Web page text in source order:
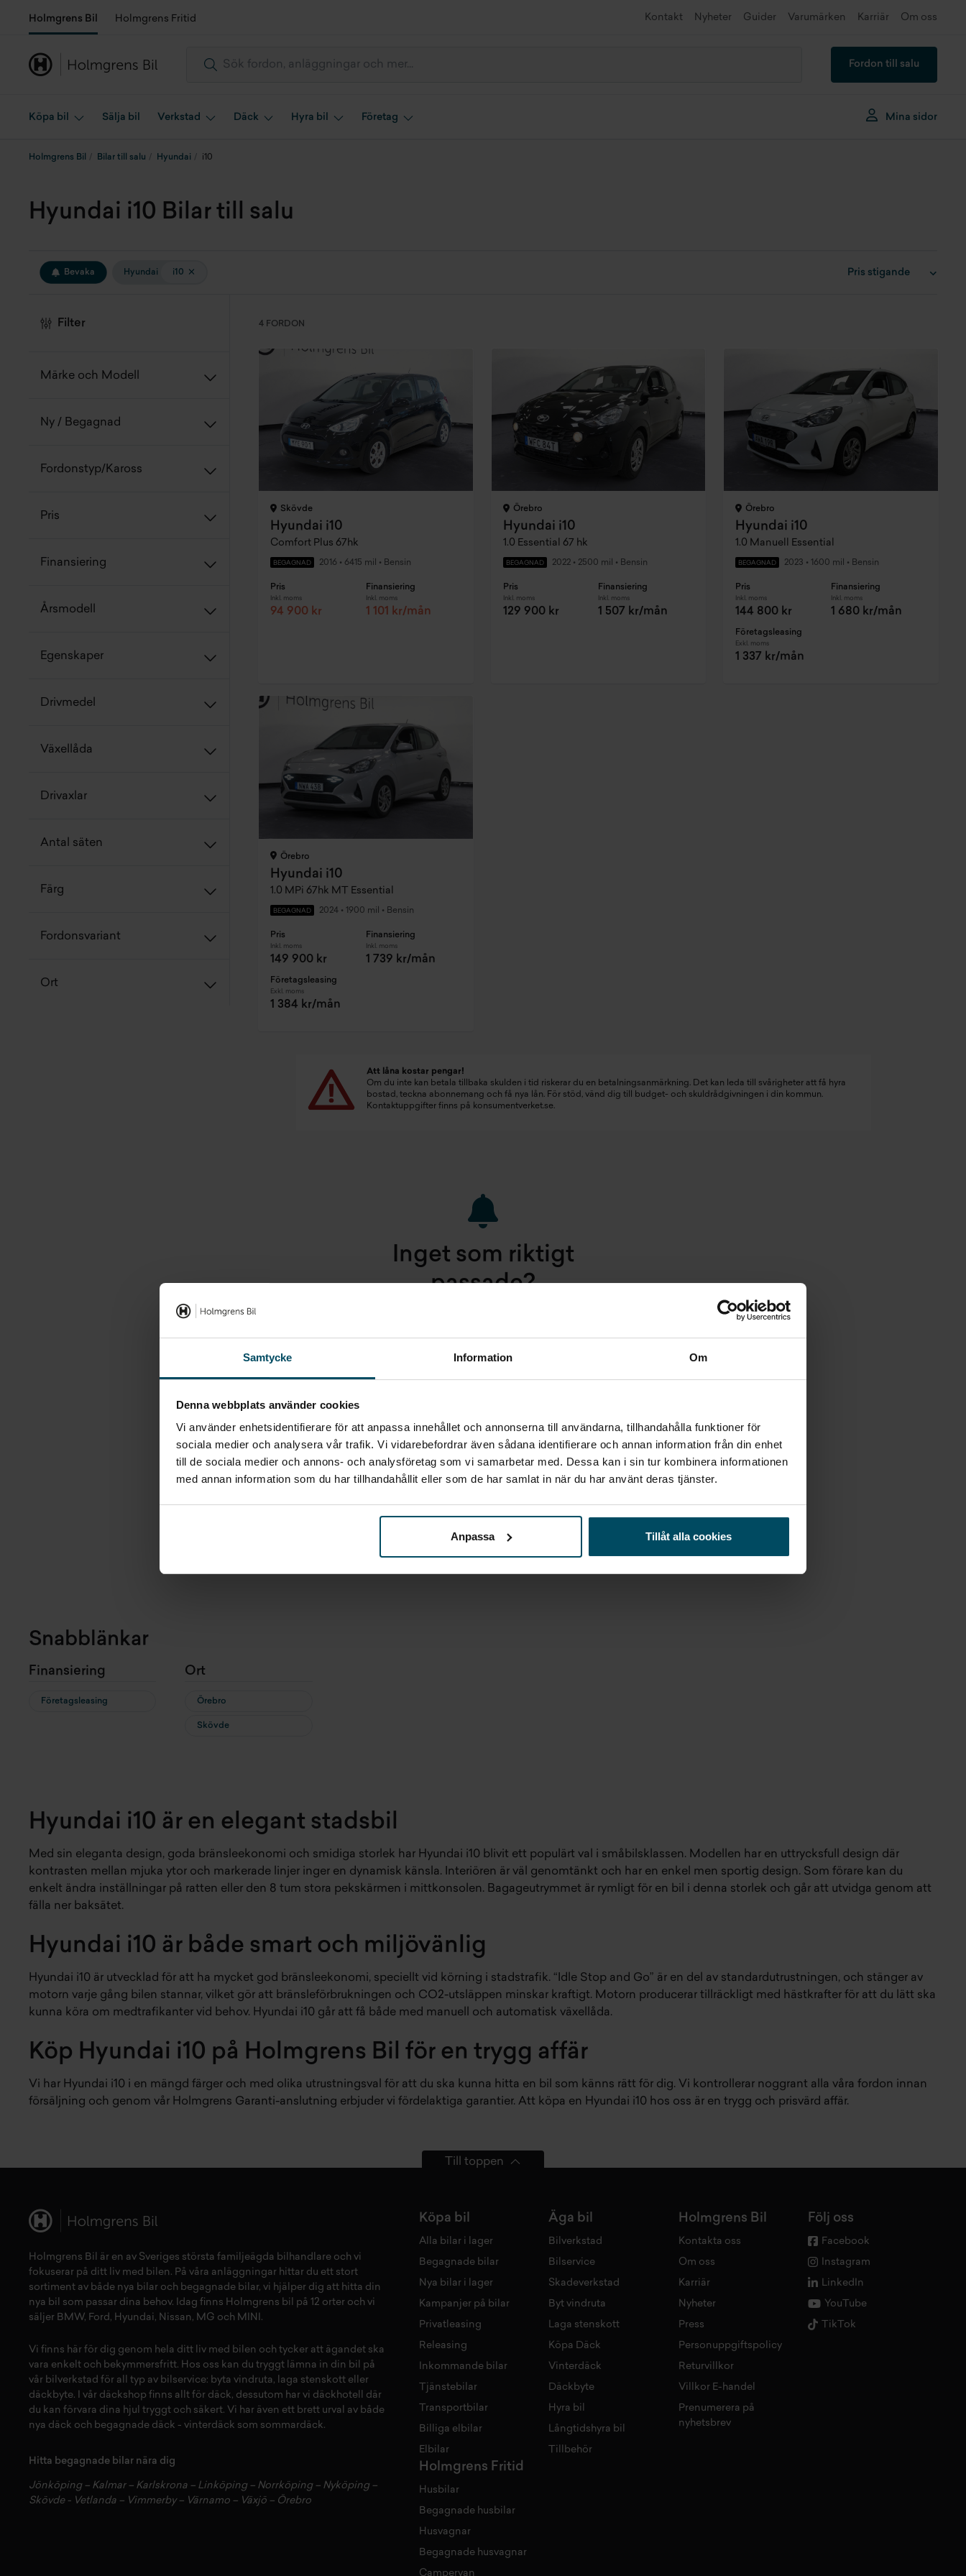
Samtycke Information Om
Denna webbplats använder cookies
Vi använder enhetsidentifierare för att anpassa innehållet och annonserna till användarna, tillhandahålla funktioner för
sociala medier och analysera vår trafik. Vi vidarebefordrar även sådana identifierare och annan information från din enhet
till de sociala medier och annons- och analysföretag som vi samarbetar med. Dessa kan i sin tur kombinera informationen
med annan information som du har tillhandahållit eller som de har samlat in när du har använt deras tjänster.
Anpassa Tillåt alla cookies
Holmgrens Bil Holmgrens Fritid Kontakt Nyheter Guider Varumärken Karriär Om oss
Fordon till salu
Köpa bil Sälja bil Verkstad Däck Hyra bil Företag Mina sidor
Holmgrens Bil Bilar till salu Hyundai i10
Hyundai i10 Bilar till salu
Bevaka Hyundai i10
Filter
Märke och Modell
Ny / Begagnad
Fordonstyp/Kaross
Pris
Finansiering
Årsmodell
Egenskaper
Drivmedel
Växellåda
Drivaxlar
Antal säten
Färg
Fordonsvariant
Ort
4 FORDON
Skövde
Hyundai i10
Comfort Plus 67hk
BEGAGNAD 2016 • 6415 mil • Bensin
Pris
Inkl. moms
94 900 kr
Finansiering
Inkl. moms
1 101 kr/mån
Örebro
Hyundai i10
1.0 Essential 67 hk
BEGAGNAD 2022 • 2500 mil • Bensin
Pris
Inkl. moms
129 900 kr
Finansiering
Inkl. moms
1 507 kr/mån
Örebro
Hyundai i10
1.0 Manuell Essential
BEGAGNAD 2023 • 1600 mil • Bensin
Pris
Inkl. moms
144 800 kr
Finansiering
Inkl. moms
1 680 kr/mån
Företagsleasing
Exkl. moms
1 337 kr/mån
Örebro
Hyundai i10
1.0 MPi 67hk MT Essential
BEGAGNAD 2024 • 1900 mil • Bensin
Pris
Inkl. moms
149 900 kr
Finansiering
Inkl. moms
1 739 kr/mån
Företagsleasing
Exkl. moms
1 384 kr/mån
Att låna kostar pengar!
Om du inte kan betala tillbaka skulden i tid riskerar du en betalningsanmärkning. Det kan leda till svårigheter att få hyra
bostad, teckna abonnemang och få nya lån. För stöd, vänd dig till budget- och skuldrådgivningen i din kommun.
Kontaktuppgifter finns på konsumentverket.se.
Inget som riktigt
passade?
HYUNDAI I10
Fyll in din e-postadress så skickar vi ett mail direkt när
vi får in fordon som motsvarar din sökning.
Alla personuppgifter som skickas in till Holmgrens kommer att
behandlas enligt bestämmelserna i EU:s dataskyddsförordningen
Härkan du läsa mer om hur vi behandlar dina personuppgifter.
Snabblänkar
Finansiering
Företagsleasing
Ort
Örebro
Skövde
Hyundai i10 är en elegant stadsbil
Med sin eleganta design, goda bränsleekonomi och smidiga storlek har Hyundai i10 blivit ett populärt val i småbilsklassen. Modellen har en uttrycksfull design där
kontrasten mellan mjuka ytor och markerade linjer inger en dynamisk känsla. Interiören är väl genomtänkt och har en enkel men sportig design. Som förare kan du
enkelt ändra inställningar på ratten eller den 8 tum stora pekskärmen i mittkonsolen. Bagageutrymmet är rymligt för en bil i denna storlek och går att utvidga genom att
fälla ner baksätet.
Hyundai i10 är både smart och miljövänlig
Hyundai i10 är utvecklad för att ha mycket god bränsleekonomi, speciellt vid körning i stadstrafik. “Idle Stop and Go” är en del av standardutrustningen, och stänger av
motorn varje gång bilen stannar, vilket gör att bränsleförbrukningen och CO2-utsläppen minskar kraftigt. Motorn producerar tillräckligt med hästkrafter för att du lätt ska
kunna köra om medtrafikanter vid behov. Hyundai i10 går att få både med manuell och automatisk växellåda.
Köp Hyundai i10 på Holmgrens Bil för en trygg affär
Vi har Hyundai i10 i en mängd färger och med olika utrustningsval för att du ska kunna hitta en bil som känns rätt för dig. Vi kontrollerar noggrant alla våra fordon innan
försäljning och genom vår Holmgrens Garanti-anslutning erbjuder vi fördelaktiga garantier. Att köpa en Hyundai i10 hos oss är en trygg och prisvärd affär.
Till toppen
Holmgrens Bil är en av Sveriges största familjeägda bilhandlare och vi
fokuserar på ditt liv med bilen. På våra anläggningar hittar du ett stort
sortiment av både nya bilar och begagnade bilar, vi hjälper dig att hitta din
nya bil som passar dina behov. Idag finns Holmgrens bil på 12 orter och vi
säljer BMW, Ford , Hyundai, Nissan , MG och MINI .
Vi finns här för dig genom hela ditt liv med bilen och tycker att ägandet ska
vara enkelt och bekymmersfritt. Hos oss kan du tryggt lämna in din bil på
vår bilverkstad för all typ av bilservice: byta vindruta, laga stenskott eller
däckbyte. I vår däckshop finns allt för däck, dessutom har vi däckhotell d är
du kan förvara dina hjul tryggt och säkert. Vi har även ett brett urval av både
nya däck och begagnade däck - vinterdäck som sommardäck.
Hitta begagnade bilar nära dig
Jönköping– Kalmar – Karlskrona – Linköping– Norrköping– Nyköping–
Skövde- Vetlanda – Vimmerby– Värnamo – Växjö – Örebro
Köpa bil
Alla bilar i lager
Begagnade bilar
Nya bilar i lager
Kampanjer på bilar
Privatleasing
Releasing
Inkommande bilar
Tjänstebilar
Transportbilar
Billiga elbilar
Elbilar
Äga bil
Bilverkstad
Bilservice
Skadeverkstad
Byt vindruta
Laga stenskott
Köpa Däck
Vinterdäck
Däckbyte
Hyra bil
Långtidshyra bil
Tillbehör
Holmgrens Bil
Kontakta oss
Om oss
Karriär
Nyheter
Press
Personuppgiftspolicy
Returvillkor
Villkor E-handel
Prenumerera på
nyhetsbrev
Följ oss
Facebook
Instagram
LinkedIn
YouTube
TikTok
Holmgrens Fritid
Husbilar
Begagnade husbilar
Husvagnar
Begagnade husvagnar
Campervan